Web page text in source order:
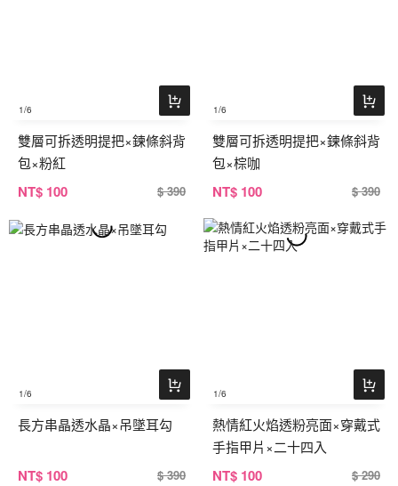
1/6
雙層可拆透明提把×鍊條斜背
包×粉紅
NT$ 100 $ 390
1/6
雙層可拆透明提把×鍊條斜背
包×棕咖
NT$ 100 $ 390
1/6
長方串晶透水晶×吊墜耳勾
NT$ 100 $ 390
1/6
熱情紅火焰透粉亮面×穿戴式
手指甲片×二十四入
NT$ 100 $ 290